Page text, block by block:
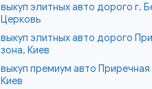
выкуп элитных авто дорого г.
Церковь
выкуп элитных авто дорого
зона, Киев
выкуп премиум авто Приречная
Киев